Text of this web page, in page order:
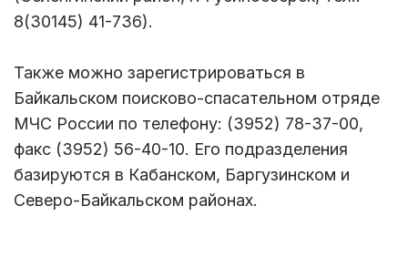
8(30145) 41-736).
Также можно зарегистрироваться в
Байкальском поисково-спасательном отряде
МЧС России по телефону: (3952) 78-37-00,
факс (3952) 56-40-10. Его подразделения
базируются в Кабанском, Баргузинском и
Северо-Байкальском районах.